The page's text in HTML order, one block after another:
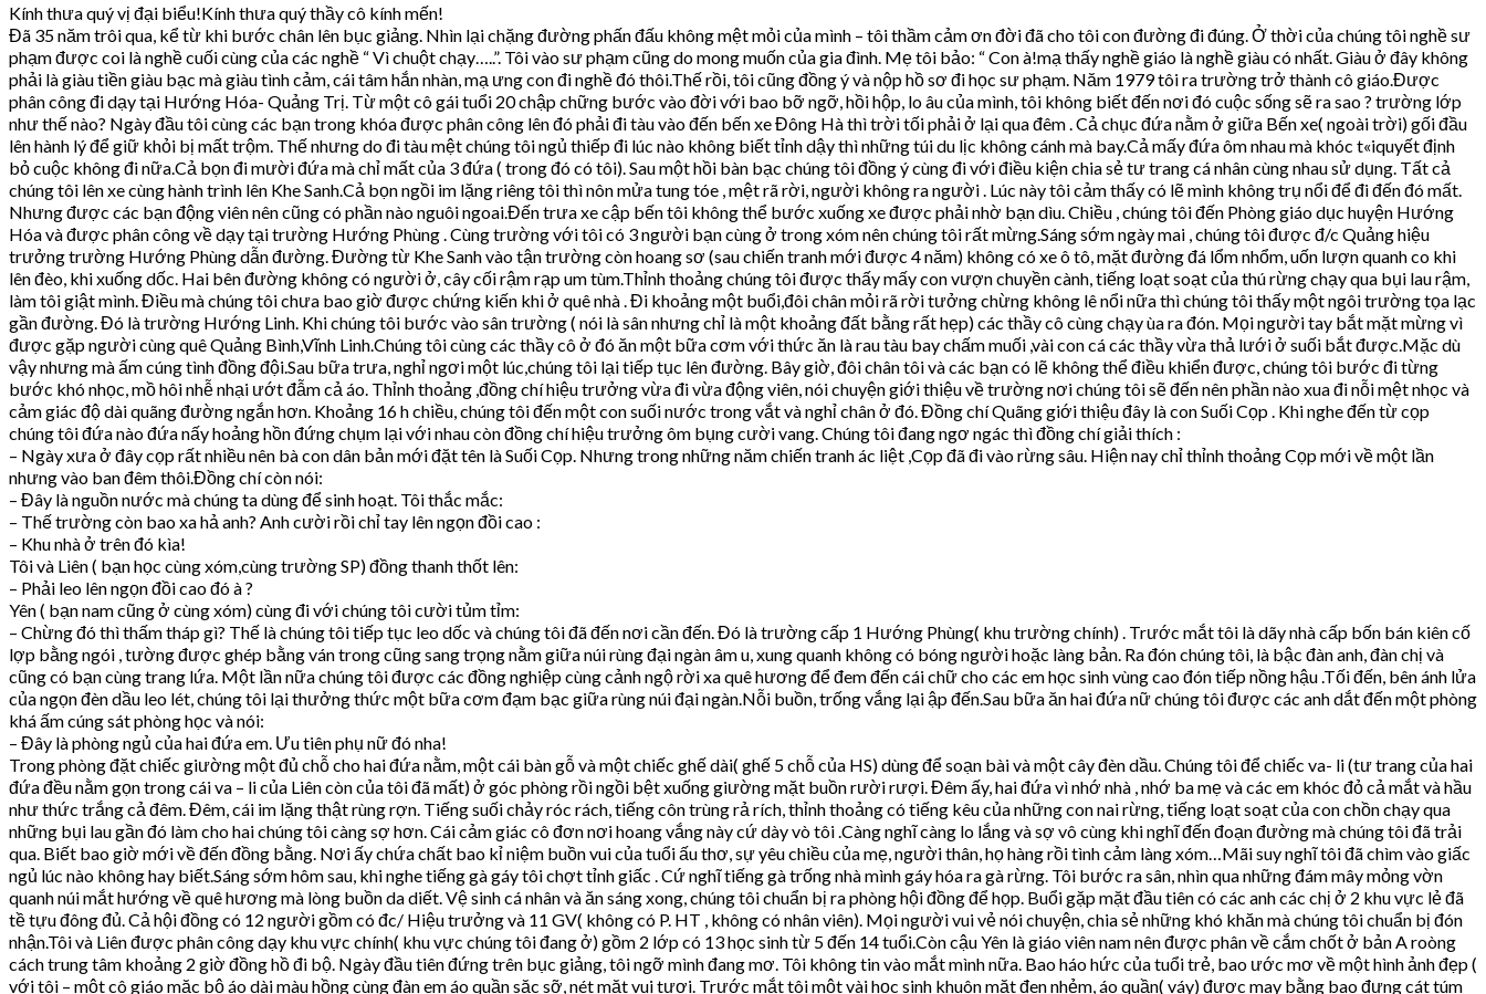
Kính thưa quý vị đại biểu!Kính thưa quý thầy cô kính mến!
Đã 35 năm trôi qua, kể từ khi bước chân lên bục giảng. Nhìn lại chặng đường phấn đấu không mệt mỏi của mình – tôi thầm cảm ơn đời đã cho tôi con đường đi đúng. Ở thời của chúng tôi nghề sư
phạm được coi là nghề cuối cùng của các nghề “ Vì chuột chạy…..”. Tôi vào sư phạm cũng do mong muốn của gia đình. Mẹ tôi bảo: “ Con à!mạ thấy nghề giáo là nghề giàu có nhất. Giàu ở đây không
phải là giàu tiền giàu bạc mà giàu tình cảm, cái tâm hắn nhàn, mạ ưng con đi nghề đó thôi.Thế rồi, tôi cũng đồng ý và nộp hồ sơ đi học sư phạm. Năm 1979 tôi ra trường trở thành cô giáo.Được
phân công đi dạy tại Hướng Hóa- Quảng Trị. Từ một cô gái tuổi 20 chập chững bước vào đời với bao bỡ ngỡ, hồi hộp, lo âu của mình, tôi không biết đến nơi đó cuộc sống sẽ ra sao ? trường lớp
như thế nào? Ngày đầu tôi cùng các bạn trong khóa được phân công lên đó phải đi tàu vào đến bến xe Đông Hà thì trời tối phải ở lại qua đêm . Cả chục đứa nằm ở giữa Bến xe( ngoài trời) gối đầu
lên hành lý để giữ khỏi bị mất trộm. Thế nhưng do đi tàu mệt chúng tôi ngủ thiếp đi lúc nào không biết tỉnh dậy thì những túi du lịc không cánh mà bay.Cả mấy đứa ôm nhau mà khóc t«iquyết định
bỏ cuộc không đi nữa.Cả bọn đi mười đứa mà chỉ mất của 3 đứa ( trong đó có tôi). Sau một hồi bàn bạc chúng tôi đồng ý cùng đi với điều kiện chia sẻ tư trang cá nhân cùng nhau sử dụng. Tất cả
chúng tôi lên xe cùng hành trình lên Khe Sanh.Cả bọn ngồi im lặng riêng tôi thì nôn mửa tung tóe , mệt rã rời, người không ra người . Lúc này tôi cảm thấy có lẽ mình không trụ nổi để đi đến đó mất.
Nhưng được các bạn động viên nên cũng có phần nào nguôi ngoai.Đến trưa xe cập bến tôi không thể bước xuống xe được phải nhờ bạn dìu. Chiều , chúng tôi đến Phòng giáo dục huyện Hướng
Hóa và được phân công về dạy tại trường Hướng Phùng . Cùng trường với tôi có 3 người bạn cùng ở trong xóm nên chúng tôi rất mừng.Sáng sớm ngày mai , chúng tôi được đ/c Quảng hiệu
trưởng trường Hướng Phùng dẫn đường. Đường từ Khe Sanh vào tận trường còn hoang sơ (sau chiến tranh mới được 4 năm) không có xe ô tô, mặt đường đá lổm nhổm, uốn lượn quanh co khi
lên đèo, khi xuống dốc. Hai bên đường không có người ở, cây cối rậm rạp um tùm.Thỉnh thoảng chúng tôi được thấy mấy con vượn chuyền cành, tiếng loạt soạt của thú rừng chạy qua bụi lau rậm,
làm tôi giật mình. Điều mà chúng tôi chưa bao giờ được chứng kiến khi ở quê nhà . Đi khoảng một buổi,đôi chân mỏi rã rời tưởng chừng không lê nổi nữa thì chúng tôi thấy một ngôi trường tọa lạc
gần đường. Đó là trường Hướng Linh. Khi chúng tôi bước vào sân trường ( nói là sân nhưng chỉ là một khoảng đất bằng rất hẹp) các thầy cô cùng chạy ùa ra đón. Mọi người tay bắt mặt mừng vì
được gặp người cùng quê Quảng Bình,Vĩnh Linh.Chúng tôi cùng các thầy cô ở đó ăn một bữa cơm với thức ăn là rau tàu bay chấm muối ,vài con cá các thầy vừa thả lưới ở suối bắt được.Mặc dù
vậy nhưng mà ấm cúng tình đồng đội.Sau bữa trưa, nghỉ ngơi một lúc,chúng tôi lại tiếp tục lên đường. Bây giờ, đôi chân tôi và các bạn có lẽ không thể điều khiển được, chúng tôi bước đi từng
bước khó nhọc, mồ hôi nhễ nhại ướt đẫm cả áo. Thỉnh thoảng ,đồng chí hiệu trưởng vừa đi vừa động viên, nói chuyện giới thiệu về trường nơi chúng tôi sẽ đến nên phần nào xua đi nỗi mệt nhọc và
cảm giác độ dài quãng đường ngắn hơn. Khoảng 16 h chiều, chúng tôi đến một con suối nước trong vắt và nghỉ chân ở đó. Đồng chí Quãng giới thiệu đây là con Suối Cọp . Khi nghe đến từ cọp
chúng tôi đứa nào đứa nấy hoảng hồn đứng chụm lại với nhau còn đồng chí hiệu trưởng ôm bụng cười vang. Chúng tôi đang ngơ ngác thì đồng chí giải thích :
– Ngày xưa ở đây cọp rất nhiều nên bà con dân bản mới đặt tên là Suối Cọp. Nhưng trong những năm chiến tranh ác liệt ,Cọp đã đi vào rừng sâu. Hiện nay chỉ thỉnh thoảng Cọp mới về một lần
nhưng vào ban đêm thôi.Đồng chí còn nói:
– Đây là nguồn nước mà chúng ta dùng để sinh hoạt. Tôi thắc mắc:
– Thế trường còn bao xa hả anh? Anh cười rồi chỉ tay lên ngọn đồi cao :
– Khu nhà ở trên đó kìa!
Tôi và Liên ( bạn học cùng xóm,cùng trường SP) đồng thanh thốt lên:
– Phải leo lên ngọn đồi cao đó à ?
Yên ( bạn nam cũng ở cùng xóm) cùng đi với chúng tôi cười tủm tỉm:
– Chừng đó thì thấm tháp gì? Thế là chúng tôi tiếp tục leo dốc và chúng tôi đã đến nơi cần đến. Đó là trường cấp 1 Hướng Phùng( khu trường chính) . Trước mắt tôi là dãy nhà cấp bốn bán kiên cố
lợp bằng ngói , tường được ghép bằng ván trong cũng sang trọng nằm giữa núi rùng đại ngàn âm u, xung quanh không có bóng người hoặc làng bản. Ra đón chúng tôi, là bậc đàn anh, đàn chị và
cũng có bạn cùng trang lứa. Một lần nữa chúng tôi được các đồng nghiệp cùng cảnh ngộ rời xa quê hương để đem đến cái chữ cho các em học sinh vùng cao đón tiếp nồng hậu .Tối đến, bên ánh lửa
của ngọn đèn dầu leo lét, chúng tôi lại thưởng thức một bữa cơm đạm bạc giữa rùng núi đại ngàn.Nỗi buồn, trống vắng lại ập đến.Sau bữa ăn hai đứa nữ chúng tôi được các anh dắt đến một phòng
khá ấm cúng sát phòng học và nói:
– Đây là phòng ngủ của hai đứa em. Ưu tiên phụ nữ đó nha!
Trong phòng đặt chiếc giường một đủ chỗ cho hai đứa nằm, một cái bàn gỗ và một chiếc ghế dài( ghế 5 chỗ của HS) dùng để soạn bài và một cây đèn dầu. Chúng tôi để chiếc va- li (tư trang của hai
đứa đều nằm gọn trong cái va – li của Liên còn của tôi đã mất) ở góc phòng rồi ngồi bệt xuống giường mặt buồn rười rượi. Đêm ấy, hai đứa vì nhớ nhà , nhớ ba mẹ và các em khóc đỏ cả mắt và hầu
như thức trắng cả đêm. Đêm, cái im lặng thật rùng rợn. Tiếng suối chảy róc rách, tiếng côn trùng rả rích, thỉnh thoảng có tiếng kêu của những con nai rừng, tiếng loạt soạt của con chồn chạy qua
những bụi lau gần đó làm cho hai chúng tôi càng sợ hơn. Cái cảm giác cô đơn nơi hoang vắng này cứ dày vò tôi .Càng nghĩ càng lo lắng và sợ vô cùng khi nghĩ đến đoạn đường mà chúng tôi đã trải
qua. Biết bao giờ mới về đến đồng bằng. Nơi ấy chứa chất bao kỉ niệm buồn vui của tuổi ấu thơ, sự yêu chiều của mẹ, người thân, họ hàng rồi tình cảm làng xóm…Mãi suy nghĩ tôi đã chìm vào giấc
ngủ lúc nào không hay biết.Sáng sớm hôm sau, khi nghe tiếng gà gáy tôi chợt tỉnh giấc . Cứ nghĩ tiếng gà trống nhà mình gáy hóa ra gà rừng. Tôi bước ra sân, nhìn qua những đám mây mỏng vờn
quanh núi mắt hướng về quê hương mà lòng buồn da diết. Vệ sinh cá nhân và ăn sáng xong, chúng tôi chuẩn bị ra phòng hội đồng để họp. Buổi gặp mặt đầu tiên có các anh các chị ở 2 khu vực lẻ đã
tề tựu đông đủ. Cả hội đồng có 12 người gồm có đc/ Hiệu trưởng và 11 GV( không có P. HT , không có nhân viên). Mọi người vui vẻ nói chuyện, chia sẻ những khó khăn mà chúng tôi chuẩn bị đón
nhận.Tôi và Liên được phân công dạy khu vực chính( khu vực chúng tôi đang ở) gồm 2 lớp có 13 học sinh từ 5 đến 14 tuổi.Còn cậu Yên là giáo viên nam nên được phân về cắm chốt ở bản A roòng
cách trung tâm khoảng 2 giờ đồng hồ đi bộ. Ngày đầu tiên đứng trên bục giảng, tôi ngỡ mình đang mơ. Tôi không tin vào mắt mình nữa. Bao háo hức của tuổi trẻ, bao ước mơ về một hình ảnh đẹp (
với tôi – một cô giáo mặc bộ áo dài màu hồng cùng đàn em áo quần sặc sỡ, nét mặt vui tươi. Trước mắt tôi một vài học sinh khuôn mặt đen nhẻm, áo quần( váy) được may bằng bao đựng cát túm